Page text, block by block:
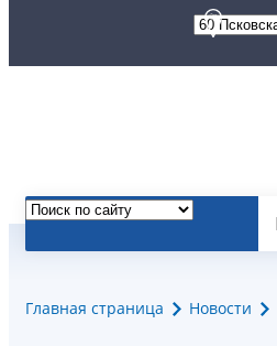
Главная страница Новости